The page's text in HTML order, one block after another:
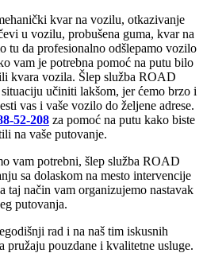
kvar na vozilu, otkazivanje
u vozilu, probušena guma, kvar na
tu da profesionalno odšlepamo vozilo
vam je potrebna pomoć na putu bilo
kvara vozila. Šlep služba ROAD
učiniti lakšom, jer ćemo brzo i
vas i vaše vozilo do željene adrese.
52-208 za pomoć na putu kako biste
na vaše putovanje.
vam potrebni, šlep služba ROAD
sa dolaskom na mesto intervencije
taj način vam organizujemo nastavak
putovanja.
rad i na naš tim iskusnih
pružaju pouzdane i kvalitetne usluge.